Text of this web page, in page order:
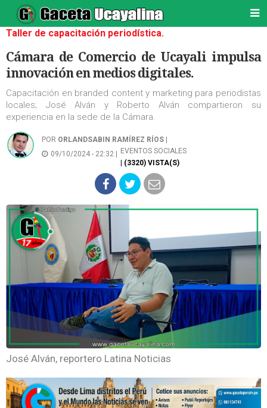
Taller de capacitación periodística.
Cámara de Comercio de Ucayali impulsa
innovación en medios digitales.
Capacitación en branded content y marketing para periodistas
locales; José Alván y Roberto Alván compartieron su
experiencia en la sede de la Cámara.
POR ORLANDSABIN RAMÍREZ RÍOS
09/10/2024 - 22:32 |
EVENTOS SOCIALES
| (3320) VISTA(S)
José Alván, reportero Latina Noticias